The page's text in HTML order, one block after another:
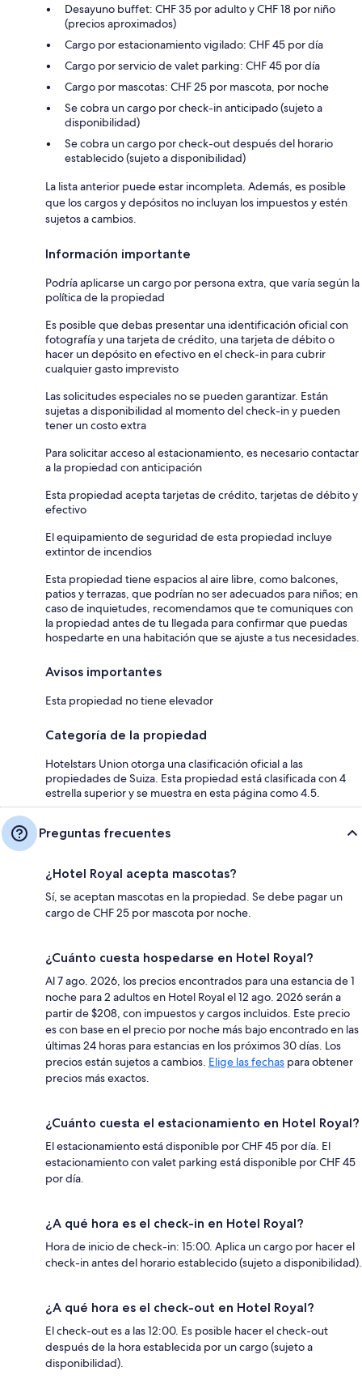
Desayuno buffet: CHF 35 por adulto y CHF 18 por niño
(precios aproximados)
Cargo por estacionamiento vigilado: CHF 45 por día
Cargo por servicio de valet parking: CHF 45 por día
Cargo por mascotas: CHF 25 por mascota, por noche
Se cobra un cargo por check-in anticipado (sujeto a
disponibilidad)
Se cobra un cargo por check-out después del horario
establecido (sujeto a disponibilidad)
La lista anterior puede estar incompleta. Además, es posible
que los cargos y depósitos no incluyan los impuestos y estén
sujetos a cambios.
Información importante
Podría aplicarse un cargo por persona extra, que varía según la
política de la propiedad
Es posible que debas presentar una identificación oficial con
fotografía y una tarjeta de crédito, una tarjeta de débito o
hacer un depósito en efectivo en el check-in para cubrir
cualquier gasto imprevisto
Las solicitudes especiales no se pueden garantizar. Están
sujetas a disponibilidad al momento del check-in y pueden
tener un costo extra
Para solicitar acceso al estacionamiento, es necesario contactar
a la propiedad con anticipación
Esta propiedad acepta tarjetas de crédito, tarjetas de débito y
efectivo
El equipamiento de seguridad de esta propiedad incluye
extintor de incendios
Esta propiedad tiene espacios al aire libre, como balcones,
patios y terrazas, que podrían no ser adecuados para niños; en
caso de inquietudes, recomendamos que te comuniques con
la propiedad antes de tu llegada para confirmar que puedas
hospedarte en una habitación que se ajuste a tus necesidades.
Avisos importantes
Esta propiedad no tiene elevador
Categoría de la propiedad
Hotelstars Union otorga una clasificación oficial a las
propiedades de Suiza. Esta propiedad está clasificada con 4
estrella superior y se muestra en esta página como 4.5.
Preguntas frecuentes
¿Hotel Royal acepta mascotas?
Sí, se aceptan mascotas en la propiedad. Se debe pagar un
cargo de CHF 25 por mascota por noche.
¿Cuánto cuesta hospedarse en Hotel Royal?
Al 7 ago. 2026, los precios encontrados para una estancia de 1
noche para 2 adultos en Hotel Royal el 12 ago. 2026 serán a
partir de $208, con impuestos y cargos incluidos. Este precio
es con base en el precio por noche más bajo encontrado en las
últimas 24 horas para estancias en los próximos 30 días. Los
precios están sujetos a cambios. Elige las fechas para obtener
precios más exactos.
¿Cuánto cuesta el estacionamiento en Hotel Royal?
El estacionamiento está disponible por CHF 45 por día. El
estacionamiento con valet parking está disponible por CHF 45
por día.
¿A qué hora es el check-in en Hotel Royal?
Hora de inicio de check-in: 15:00. Aplica un cargo por hacer el
check-in antes del horario establecido (sujeto a disponibilidad).
¿A qué hora es el check-out en Hotel Royal?
El check-out es a las 12:00. Es posible hacer el check-out
después de la hora establecida por un cargo (sujeto a
disponibilidad).